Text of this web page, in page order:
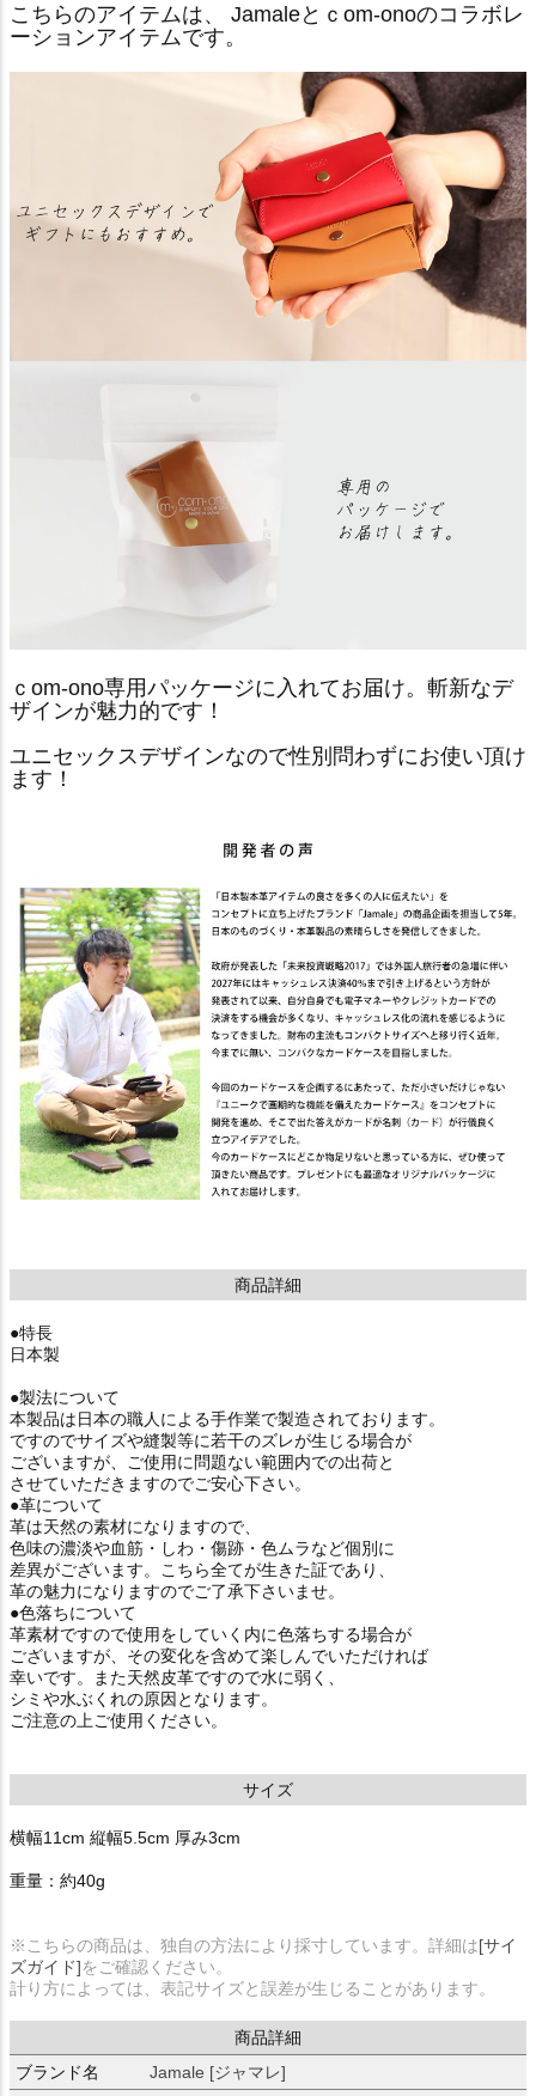
こちらのアイテムは、 Jamaleとｃom-onoのコラボレ
ーションアイテムです。
ｃom-ono専用パッケージに入れてお届け。斬新なデ
ザインが魅力的です！
ユニセックスデザインなので性別問わずにお使い頂け
ます！
商品詳細
●特長
日本製
●製法について
本製品は日本の職人による手作業で製造されております。
ですのでサイズや縫製等に若干のズレが生じる場合が
ございますが、ご使用に問題ない範囲内での出荷と
させていただきますのでご安心下さい。
●革について
革は天然の素材になりますので、
色味の濃淡や血筋・しわ・傷跡・色ムラなど個別に
差異がございます。こちら全てが生きた証であり、
革の魅力になりますのでご了承下さいませ。
●色落ちについて
革素材ですので使用をしていく内に色落ちする場合が
ございますが、その変化を含めて楽しんでいただければ
幸いです。また天然皮革ですので水に弱く、
シミや水ぶくれの原因となります。
ご注意の上ご使用ください。
サイズ
横幅11cm 縦幅5.5cm 厚み3cm
重量：約40g
※こちらの商品は、独自の方法により採寸しています。詳細は[サイ
ズガイド]をご確認ください。
計り方によっては、表記サイズと誤差が生じることがあります。
商品詳細
ブランド名
Jamale [ジャマレ]